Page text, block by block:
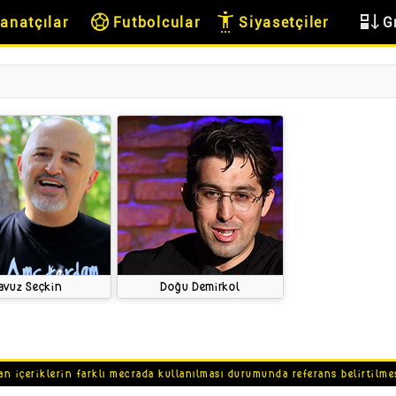
sports_soccer Futbolcular settings_accessibility Siyasetçiler flex_direction
Seçkin Doğu Demirkol
içeriklerin farklı mecrada kullanılması durumunda referans